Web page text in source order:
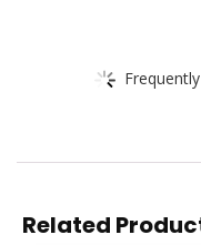
Related